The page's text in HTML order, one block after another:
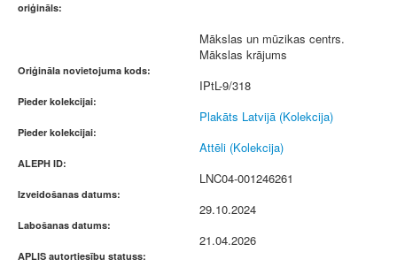
oriģināls:
Mākslas un mūzikas centrs.
Mākslas krājums
Oriģināla novietojuma kods:
IPtL-9/318
Pieder kolekcijai:
Plakāts Latvijā (Kolekcija)
Pieder kolekcijai:
Attēli (Kolekcija)
ALEPH ID:
LNC04-001246261
Izveidošanas datums:
29.10.2024
Labošanas datums:
21.04.2026
APLIS autortiesību statuss: